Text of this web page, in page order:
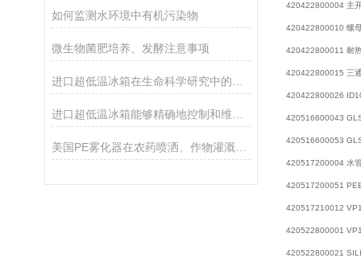
如何监测水环境中有机污染物
微生物菌肥培养、发酵注意事项
美国PE雾化器在农药喷洒、作物灌溉等方面发挥作用
420422800004 主
420422800010 螺
420422800011 耐
420422800015 三
420422800026
420516600043
420516600053
420517200004 水
420517200051
420517210012
420522800001
420522800021